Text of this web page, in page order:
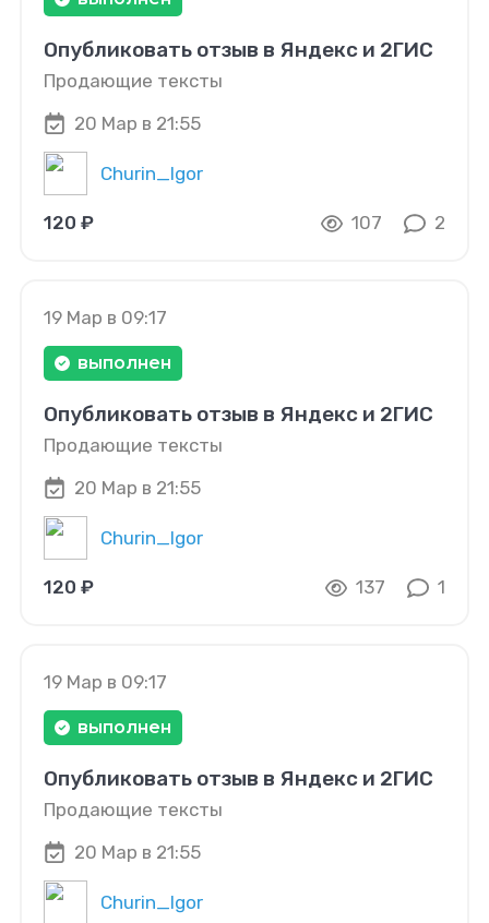
Опубликовать отзыв в Яндекс и 2ГИС
Продающие тексты
20 Мар в 21:55
Churin_Igor
120 ₽ 107 2
19 Мар в 09:17
выполнен
Опубликовать отзыв в Яндекс и 2ГИС
Продающие тексты
20 Мар в 21:55
Churin_Igor
120 ₽ 137 1
19 Мар в 09:17
выполнен
Опубликовать отзыв в Яндекс и 2ГИС
Продающие тексты
20 Мар в 21:55
Churin_Igor